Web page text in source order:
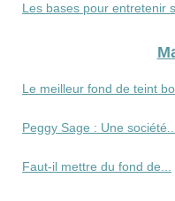
Les bases pour entretenir
Le meilleur fond de teint
Peggy Sage : Une
Faut-il mettre du fond de...